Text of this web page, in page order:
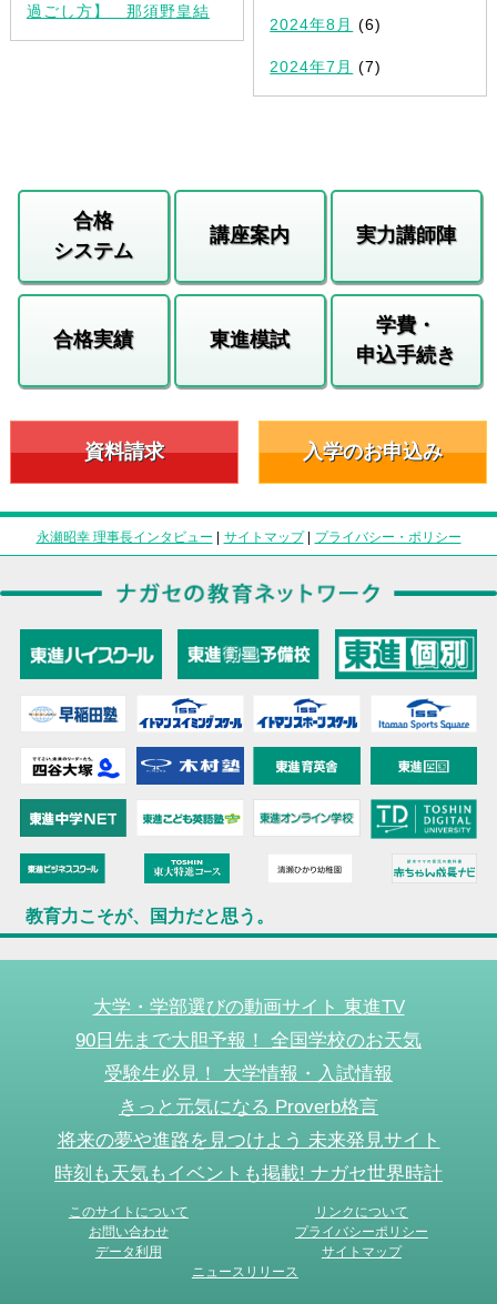
過ごし方】 那須野皇結
2024年8月 (6)
2024年7月 (7)
合格
システム
講座案内 実力講師陣
合格実績 東進模試
学費・
申込手続き
資料請求 入学のお申込み
永瀬昭幸 理事長インタビュー | サイトマップ| プライバシー・ポリシー
教育力こそが、国力だと思う。
大学・学部選びの動画サイト 東進TV
90日先まで大胆予報！ 全国学校のお天気
受験生必見！ 大学情報・入試情報
きっと元気になる Proverb格言
将来の夢や進路を見つけよう 未来発見サイト
時刻も天気もイベントも掲載! ナガセ世界時計
このサイトについて
リンクについて
お問い合わせ
プライバシーポリシー
データ利用
サイトマップ
ニュースリリース